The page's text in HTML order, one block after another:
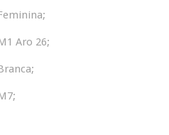
Aro 26;